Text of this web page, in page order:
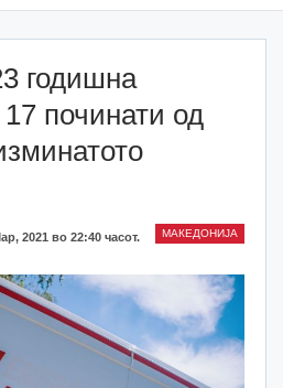
годишна
починати од
МАКЕДОНИЈА
2021 во 22:40 часот.